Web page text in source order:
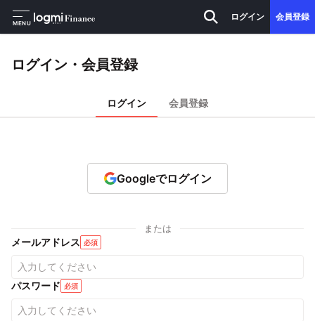
MENU
ログイン 会員登録
ログイン・会員登録
ログイン 会員登録
Googleでログイン
または
メールアドレス 必須
パスワード 必須